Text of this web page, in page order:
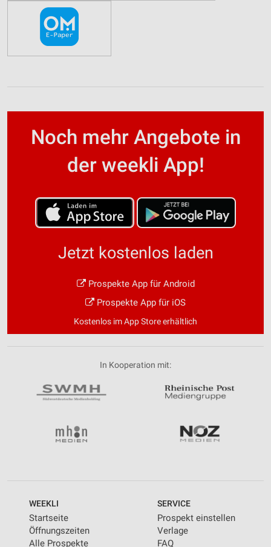
Noch mehr Angebote in
der weekli App!
Jetzt kostenlos laden
Prospekte App für Android
Prospekte App für iOS
Kostenlos im App Store erhältlich
In Kooperation mit:
WEEKLI
Startseite
Öffnungszeiten
Alle Prospekte
SERVICE
Prospekt einstellen
Verlage
FAQ